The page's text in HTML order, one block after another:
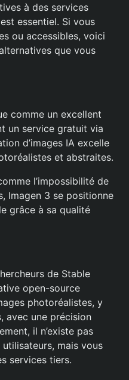
à des services
essentiel. Si vous
ou accessibles, voici
que vous
comme un excellent
un service gratuit via
d’images IA excelle
et abstraites.
l’impossibilité de
Imagen 3 se positionne
grâce à sa qualité
de Stable
open-source
photoréalistes, y
avec une précision
il n’existe pas
mais vous
services tiers.